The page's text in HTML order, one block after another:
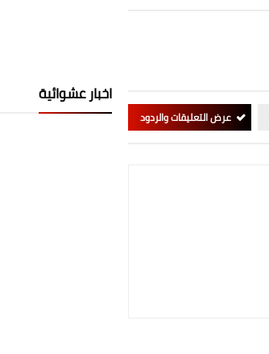
عرض التعليقات والردود
اخبار عشوائية